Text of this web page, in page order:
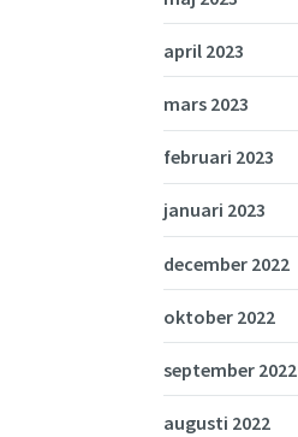
april 2023
mars 2023
februari 2023
januari 2023
december 2022
oktober 2022
september 2022
augusti 2022